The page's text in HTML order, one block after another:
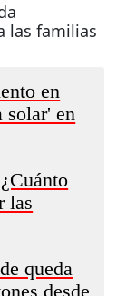
las familias
en
solar' en
las
queda
desde